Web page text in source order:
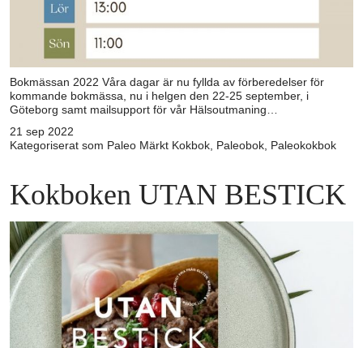
Bokmässan 2022 Våra dagar är nu fyllda av förberedelser för
kommande bokmässa, nu i helgen den 22-25 september, i
Göteborg samt mailsupport för vår Hälsoutmaning…
21 sep 2022
Kategoriserat som Paleo Märkt Kokbok Paleobok Paleokokbok
Kokboken UTAN BESTICK